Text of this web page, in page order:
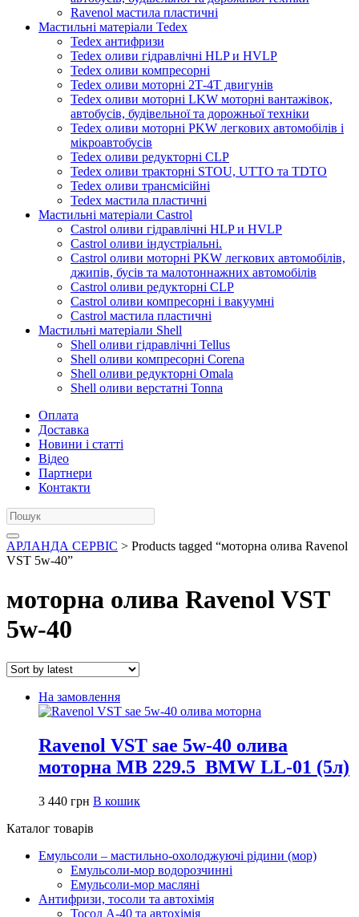
Ravenol мастила пластичні
Мастильні матеріали Tedex
Tedex антифризи
Tedex оливи гідравлічні HLP и HVLP
Tedex оливи компресорні
Tedex оливи моторні 2Т-4Т двигунів
Tedex оливи моторні LKW моторні вантажівок,
автобусів, будівельної та дорожньої техніки
Tedex оливи моторні PKW легкових автомобілів і
мікроавтобусів
Tedex оливи редукторні CLP
Tedex оливи тракторні STOU, UTTO та TDTO
Tedex оливи трансмісійні
Tedex мастила пластичні
Мастильні матеріали Castrol
Castrol оливи гідравлічні HLP и HVLP
Castrol оливи індустріальні.
Castrol оливи моторні PKW легкових автомобілів,
джипів, бусів та малотоннажних автомобілів
Castrol оливи редукторні CLP
Castrol оливи компресорні і вакуумні
Castrol мастила пластичні
Мастильні матеріали Shell
Shell оливи гідравлічні Tellus
Shell оливи компресорні Corena
Shell оливи редукторні Omala
Shell оливи верстатні Tonna
Оплата
Доставка
Новини і статті
Відео
Партнери
Контакти
АРЛАНДА СЕРВІС > Products tagged “моторна олива Ravenol
VST 5w-40”
моторна олива Ravenol VST
5w-40
На замовлення
Ravenol VST sae 5w-40 олива
моторна MB 229.5_BMW LL-01 (5л)
3 440 грн В кошик
Каталог товарів
Емульсоли – мастильно-охолоджуючі рідини (мор)
Емульсоли-мор водорозчинні
Емульсоли-мор масляні
Антифризи, тосоли та автохімія
Тосол А-40 та автохімія